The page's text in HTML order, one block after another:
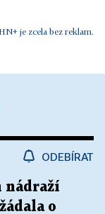
je zcela bez reklam.
ODEBÍRAT
nádraží
o